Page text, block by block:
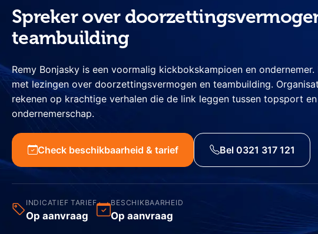
Spreker over
teambuilding
Remy Bonjasky is een voormalig kickbokskampioen en
met lezingen over doorzettingsvermogen en teambuilding.
rekenen op krachtige verhalen die de link leggen tussen topsport en
ondernemerschap.
Check beschikbaarheid & tarief Bel 0321 317 121
INDICATIEF TARIEF
Op aanvraag
BESCHIKBAARHEID
Op aanvraag